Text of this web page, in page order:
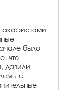
акафистами
было
что
давили
с